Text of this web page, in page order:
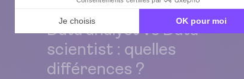
23/06/2026
Data analyst vs Data
scientist : quelles
différences ?